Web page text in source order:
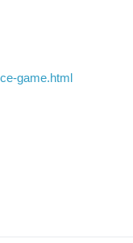
game.html